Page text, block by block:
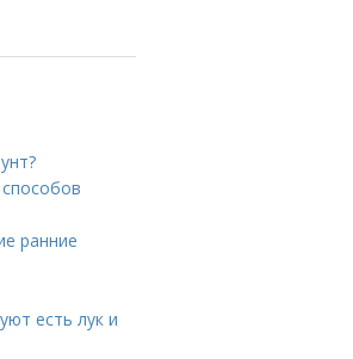
ранние
есть лук и